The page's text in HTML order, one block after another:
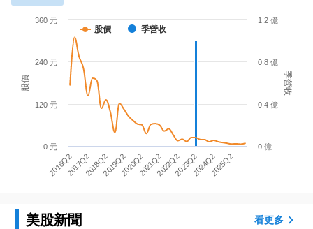
股價 季營收
股價 季營收
2016Q22017Q22018Q22019Q22020Q22021Q22022Q22023Q22024Q22025Q2
0 元
120 元
240 元
360 元
0 億
0.4 億
0.8 億
1.2 億
美股新聞 看更多